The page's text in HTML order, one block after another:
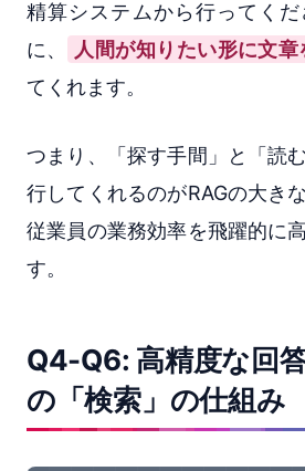
精算システムから行ってく
に、
人間が知りたい形に文
てくれます。
つまり、「探す手間」と「読
行してくれるのがRAGの大き
従業員の業務効率を飛躍的に
す。
Q4-Q6: 高精度な回
の「検索」の仕組み